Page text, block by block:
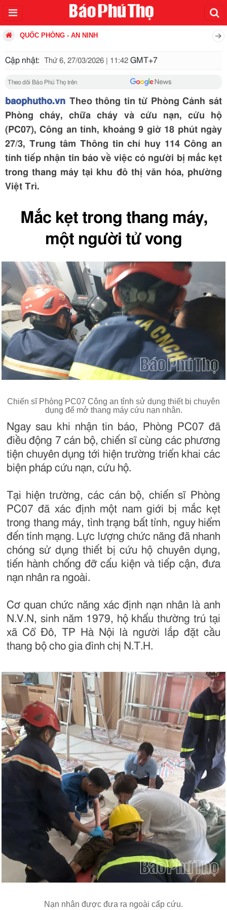
QUỐC PHÒNG - AN NINH
Cập nhật: Thứ 6, 27/03/2026 | 11:42 GMT+7
Theo dõi Báo Phú Thọ trên
baophutho.vn Theo thông tin từ Phòng Cảnh sát
Phòng cháy, chữa cháy và cứu nạn, cứu hộ
(PC07), Công an tỉnh, khoảng 9 giờ 18 phút ngày
27/3, Trung tâm Thông tin chỉ huy 114 Công an
tỉnh tiếp nhận tin báo về việc có người bị mắc kẹt
trong thang máy tại khu đô thị văn hóa, phường
Việt Trì.
Mắc kẹt trong thang máy,
một người tử vong
Chiến sĩ Phòng PC07 Công an tỉnh sử dụng thiết bị chuyên
dụng để mở thang máy cứu nạn nhân.
Ngay sau khi nhận tin báo, Phòng PC07 đã
điều động 7 cán bộ, chiến sĩ cùng các phương
tiện chuyên dụng tới hiện trường triển khai các
biện pháp cứu nạn, cứu hộ.
Tại hiện trường, các cán bộ, chiến sĩ Phòng
PC07 đã xác định một nam giới bị mắc kẹt
trong thang máy, tình trạng bất tỉnh, nguy hiểm
đến tính mạng. Lực lượng chức năng đã nhanh
chóng sử dụng thiết bị cứu hộ chuyên dụng,
tiến hành chống đỡ cấu kiện và tiếp cận, đưa
nạn nhân ra ngoài.
Cơ quan chức năng xác định nạn nhân là anh
N.V.N, sinh năm 1979, hộ khẩu thường trú tại
xã Cổ Đô, TP Hà Nội là người lắp đặt cầu
thang bộ cho gia đình chị N.T.H.
Nạn nhân được đưa ra ngoài cấp cứu.